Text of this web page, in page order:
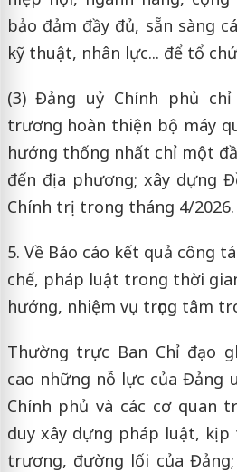
bảo đảm đầy đủ, sẵn sàng
kỹ thuật, nhân lực... để tổ
(3) Đảng uỷ Chính phủ
trương hoàn thiện bộ máy
hướng thống nhất chỉ một
đến địa phương; xây dựng
Chính trị trong tháng 4/2026.
5. Về Báo cáo kết quả công
chế, pháp luật trong thời
hướng, nhiệm vụ trọng tâm
Thường trực Ban Chỉ đạo
cao những nỗ lực của Đảng
Chính phủ và các cơ quan
duy xây dựng pháp luật, kịp
trương, đường lối của